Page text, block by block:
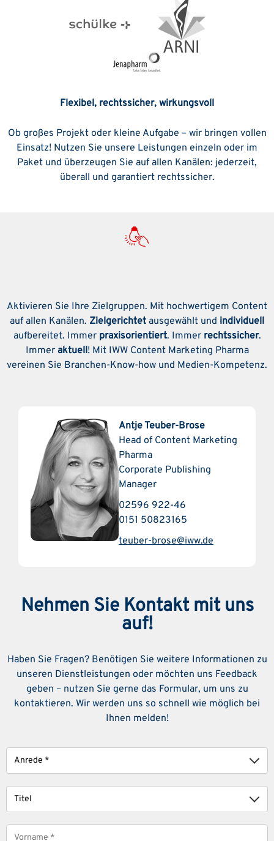
Flexibel, rechtssicher, wirkungsvoll
Ob großes Projekt oder kleine Aufgabe – wir bringen vollen
Einsatz! Nutzen Sie unsere Leistungen einzeln oder im
Paket und überzeugen Sie auf allen Kanälen: jederzeit,
überall und garantiert rechtssicher.
Aktivieren Sie Ihre Zielgruppen. Mit hochwertigem Content
auf allen Kanälen. Zielgerichtet ausgewählt und individuell
aufbereitet. Immer praxisorientiert. Immer rechtssicher.
Immer aktuell! Mit IWW Content Marketing Pharma
vereinen Sie Branchen-Know-how und Medien-Kompetenz.
Antje Teuber-Brose
Head of Content Marketing
Pharma
Corporate Publishing
Manager
02596 922-46
0151 50823165
teuber-brose@iww.de
Nehmen Sie Kontakt mit uns
auf!
Haben Sie Fragen? Benötigen Sie weitere Informationen zu
unseren Dienstleistungen oder möchten uns Feedback
geben – nutzen Sie gerne das Formular, um uns zu
kontaktieren. Wir werden uns so schnell wie möglich bei
Ihnen melden!